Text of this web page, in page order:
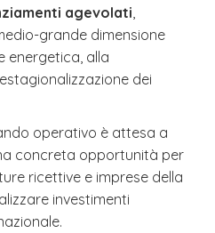
agevolati,
grande dimensione
energetica, alla
dei
operativo è attesa a
concreta opportunità per
ricettive e imprese della
investimenti